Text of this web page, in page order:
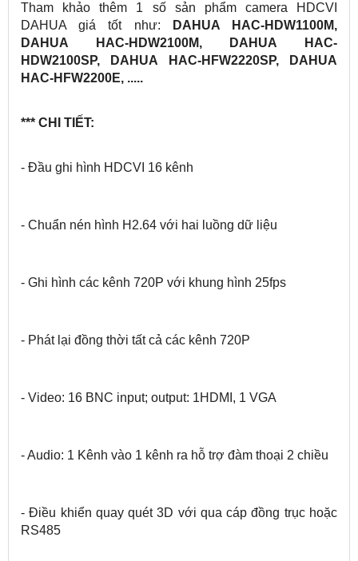
Tham khảo thêm 1 số sản phẩm camera HDCVI
DAHUA giá tốt như:
DAHUA HAC-HDW1100M,
DAHUA HAC-HDW2100M, DAHUA HAC-
HDW2100SP, DAHUA HAC-HFW2220SP, DAHUA
HAC-HFW2200E, .....
*** CHI TIẾT:
- Đầu ghi hình HDCVI 16 kênh
- Chuẩn nén hình H2.64 với hai luồng dữ liệu
- Ghi hình các kênh 720P với khung hình 25fps
- Phát lại đồng thời tất cả các kênh 720P
- Video: 16 BNC input; output: 1HDMI, 1 VGA
- Audio: 1 Kênh vào 1 kênh ra hỗ trợ đàm thoại 2 chiều
- Điều khiển quay quét 3D với qua cáp đồng trục hoặc
RS485